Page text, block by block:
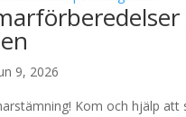
9, 2026
Kom och hjälp att